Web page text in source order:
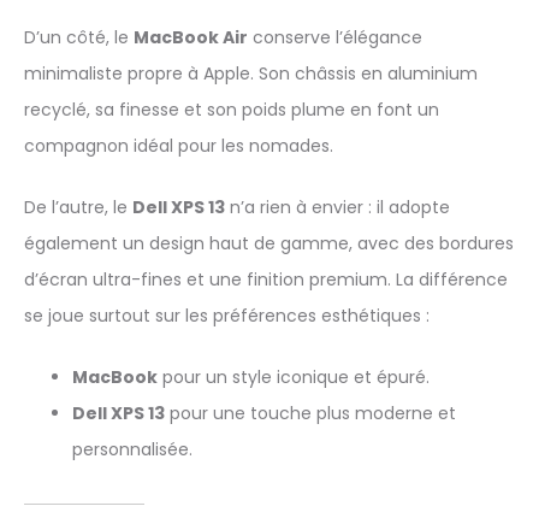
D’un côté, le MacBook Air conserve l’élégance
minimaliste propre à Apple. Son châssis en aluminium
recyclé, sa finesse et son poids plume en font un
compagnon idéal pour les nomades.
De l’autre, le Dell XPS 13 n’a rien à envier : il adopte
également un design haut de gamme, avec des bordures
d’écran ultra-fines et une finition premium. La différence
se joue surtout sur les préférences esthétiques :
MacBook pour un style iconique et épuré.
Dell XPS 13 pour une touche plus moderne et
personnalisée.